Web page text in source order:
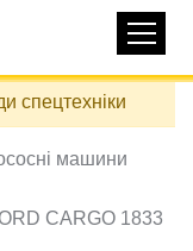
спецтехніки
машини
CARGO 1833